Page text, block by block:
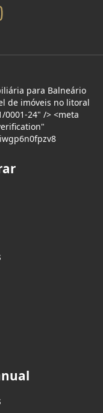
para Balneário
de imóveis no litoral
0001-24" /> <meta